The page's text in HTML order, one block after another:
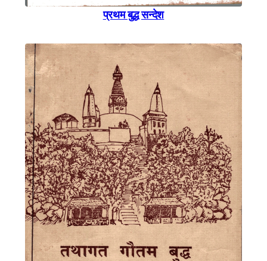
प्रथम बुद्ध सन्देश